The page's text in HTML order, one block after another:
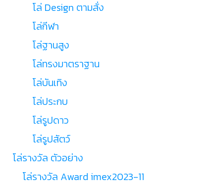
โล่ Design ตามสั่ง
โล่กีฬา
โล่ฐานสูง
โล่ทรงมาตราฐาน
โล่บันเทิง
โล่ประกบ
โล่รูปดาว
โล่รูปสัตว์
โล่รางวัล ตัวอย่าง
โล่รางวัล Award imex2023-11